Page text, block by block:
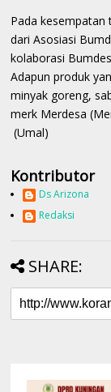
Pada
dari Asosiasi
kolaborasi
Adapun produk
minyak goreng,
merk Merdesa
(Umal)
Kontributor
Ds Arizona
Redaksi
SHARE: